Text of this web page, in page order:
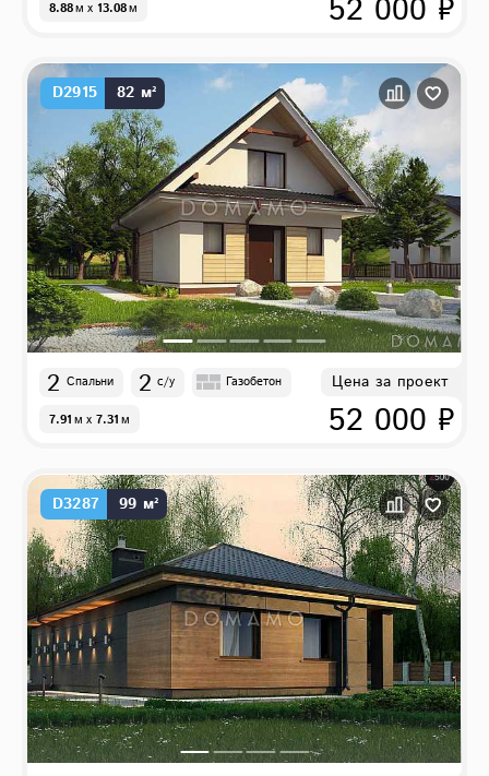
8.88м x 13.08м 52 000 ₽
D2915 82 м²
2 Спальни 2 с/у Газобетон
7.91м x 7.31м
Цена за проект
52 000 ₽
D3287 99 м²